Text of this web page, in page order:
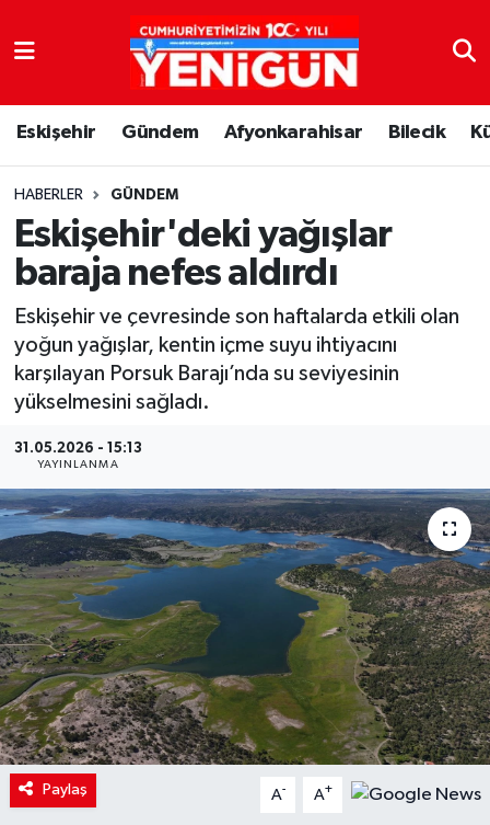
Eskişehir Gündem Afyonkarahisar Bilecik
HABERLER GÜNDEM
Eskişehir'deki yağışlar
baraja nefes aldırdı
Eskişehir ve çevresinde son haftalarda etkili olan
yoğun yağışlar, kentin içme suyu ihtiyacını
karşılayan Porsuk Barajı’nda su seviyesinin
yükselmesini sağladı.
31.05.2026 - 15:13
YAYINLANMA
Paylaş A- A+
Nöbetçi Eczaneler
Hava Durumu
Trafik Durumu
Süper Lig Puan Durumu ve Fikstür
Tüm Manşetler
Son Dakika Haberleri
Haber Arşivi